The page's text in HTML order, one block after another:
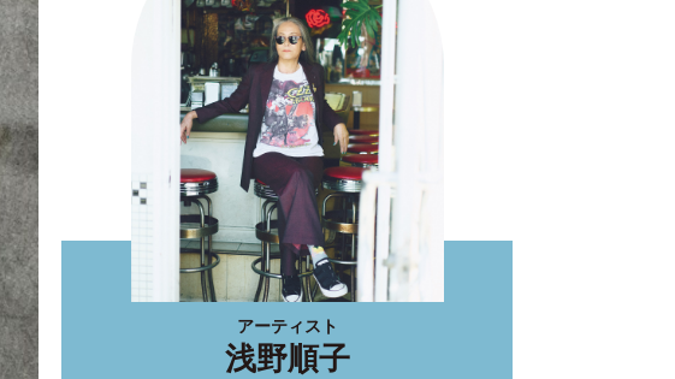
アーティスト
浅野順子